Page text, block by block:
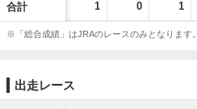
合計 1 0 1
※「総合成績」はJRAのレースのみとなります。
出走レース